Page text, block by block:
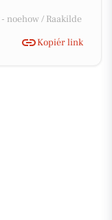
noehow / Raakilde
Kopiér link